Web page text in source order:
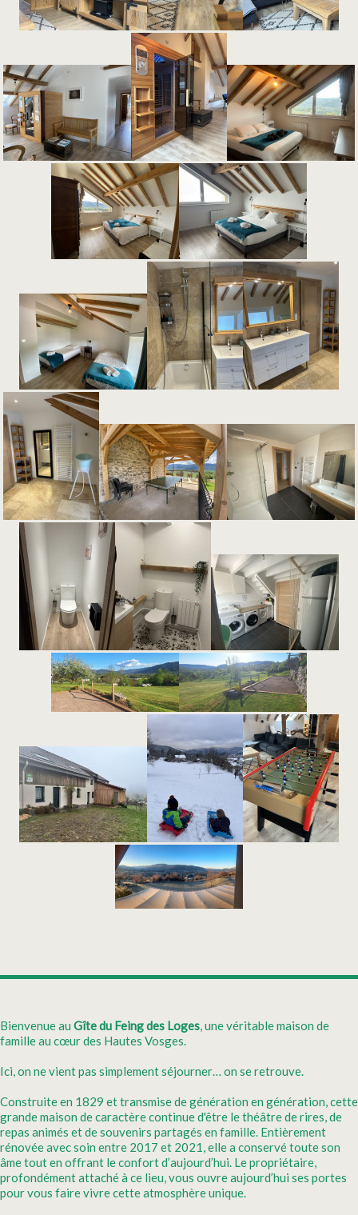
Bienvenue au Gîte du Feing des Loges, une véritable maison de
famille au cœur des Hautes Vosges.
Ici, on ne vient pas simplement séjourner… on se retrouve.
Construite en 1829 et transmise de génération en génération, cette
grande maison de caractère continue d'être le théâtre de rires, de
repas animés et de souvenirs partagés en famille. Entièrement
rénovée avec soin entre 2017 et 2021, elle a conservé toute son
âme tout en offrant le confort d’aujourd’hui. Le propriétaire,
profondément attaché à ce lieu, vous ouvre aujourd’hui ses portes
pour vous faire vivre cette atmosphère unique.